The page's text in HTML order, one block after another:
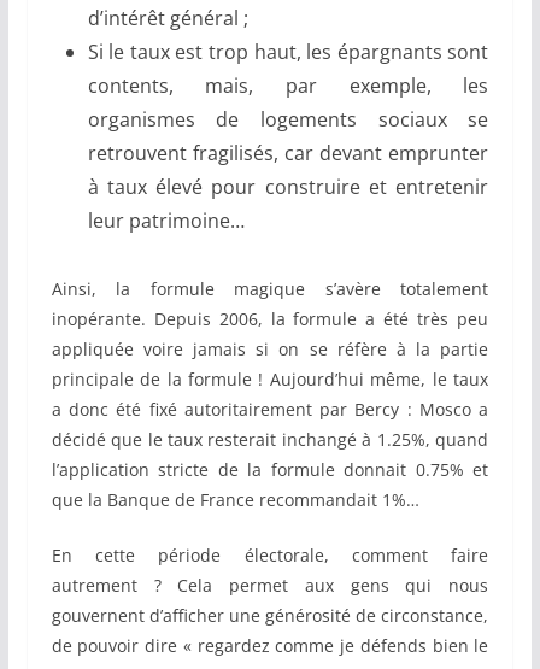
d’intérêt général ;
Si le taux est trop haut, les épargnants sont
contents, mais, par exemple, les
organismes de logements sociaux se
retrouvent fragilisés, car devant emprunter
à taux élevé pour construire et entretenir
leur patrimoine…
Ainsi, la formule magique s’avère totalement
inopérante. Depuis 2006, la formule a été très peu
appliquée voire jamais si on se réfère à la partie
principale de la formule ! Aujourd’hui même, le taux
a donc été fixé autoritairement par Bercy : Mosco a
décidé que le taux resterait inchangé à 1.25%, quand
l’application stricte de la formule donnait 0.75% et
que la Banque de France recommandait 1%…
En cette période électorale, comment faire
autrement ? Cela permet aux gens qui nous
gouvernent d’afficher une générosité de circonstance,
de pouvoir dire « regardez comme je défends bien le